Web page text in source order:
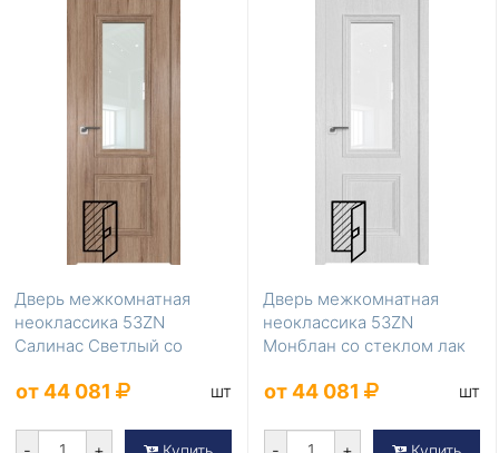
Дверь межкомнатная
неоклассика 53ZN
Салинас Светлый со
от 44 081 шт
Дверь межкомнатная
неоклассика 53ZN
Монблан со стеклом лак
от 44 081 шт